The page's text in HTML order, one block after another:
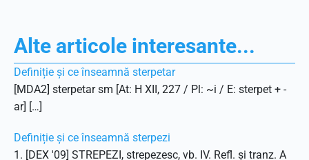
Alte articole interesante...
Definiție și ce înseamnă sterpetar
[MDA2] sterpetar sm [At: H XII, 227 / Pl: ~i / E: sterpet + -
ar] […]
Definiție și ce înseamnă sterpezi
1. [DEX '09] STREPEZI, strepezesc, vb. IV. Refl. și tranz. A